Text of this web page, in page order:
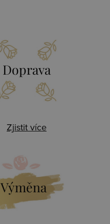
Doprava
Zjistit více
Výměna